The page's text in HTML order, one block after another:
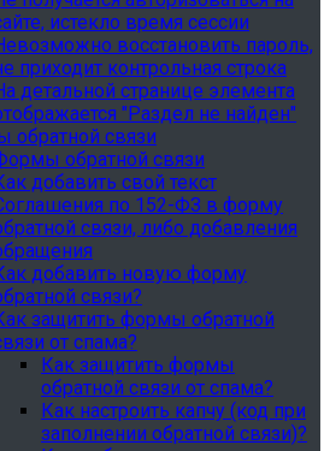
истекло время сессии
восстановить пароль,
приходит контрольная строка
детальной странице элемента
"Раздел не найден"
обратной связи
обратной связи
добавить свой текст
по 152-ФЗ в форму
связи, либо добавления
добавить новую форму
связи?
защитить формы обратной
от спама?
Как защитить формы
обратной связи от спама?
Как настроить капчу (код при
заполнении обратной связи)?